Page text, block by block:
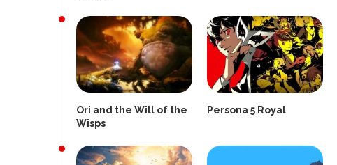
Ori and the Will of the
Wisps
Persona 5 Royal